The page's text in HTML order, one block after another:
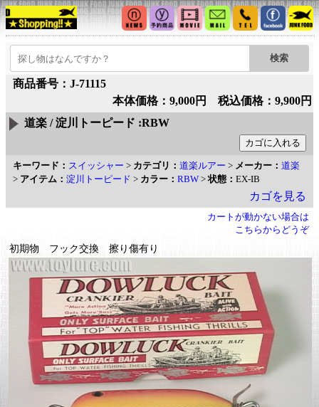
商品番号：J-71115
本体価格：9,000円 税込価格：9,900円
道楽 / 淀川トーピード :RBW
キーワード： スイッシャー > カテゴリ： 道楽ルアー > メーカー： 道楽
> アイテム： 淀川トーピード > カラー： RBW >状態： EX-IB
カゴを見る
カートが動かない場合は
こちらからどうぞ
初期物 フック交換 擦り傷有り